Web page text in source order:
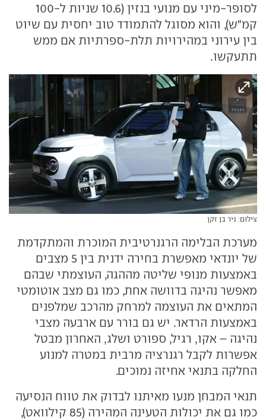
לסופר-מיני עם מנועי בנזין (10.6 שניות ל-100
קמ"ש), והוא מסוגל להתמודד טוב יחסית עם שיוט
בין עירוני במהירויות תלת-ספרתיות אם ממש
תתעקשו.
צילום: ניר בן זקן
מערכת הבלימה הרגנרטיבית המוכרת והמתקדמת
של יונדאי מאפשרת בחירה ידנית בין 5 מצבים
באמצעות מנופי שליטה מההגה, העוצמתי שבהם
מאפשר נהיגה בדוושה אחת, כמו גם מצב אוטומטי
המתאים את העוצמה למרחק מהרכב שמלפנים
באמצעות הרדאר. יש גם בורר עם ארבעה מצבי
נהיגה – אקו, רגיל, ספורט ושלג, האחרון מבטל
אפשרות לקבל רגנרציה מרבית במטרה למנוע
החלקה בתנאי אחיזה נמוכים.
תנאי המבחן מנעו מאיתנו לבדוק את טווח הנסיעה
כמו גם את יכולות הטעינה המהירה (85 קילוואט),